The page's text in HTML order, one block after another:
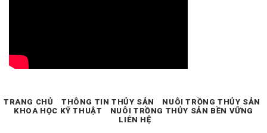
TRANG CHỦ THÔNG TIN THỦY SẢN
NUÔI TRỒNG THỦY SẢN
KHOA HỌC KỸ THUẬT
NUÔI TRỒNG THỦY SẢN BỀN VỮNG
LIÊN HỆ